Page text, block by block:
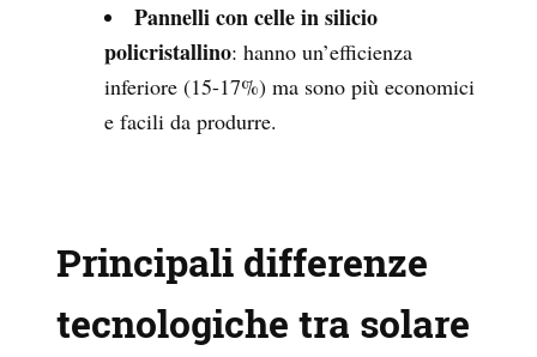
Pannelli con celle in silicio
policristallino: hanno un’efficienza
inferiore (15-17%) ma sono più economici
e facili da produrre.
Principali differenze
tecnologiche tra solare